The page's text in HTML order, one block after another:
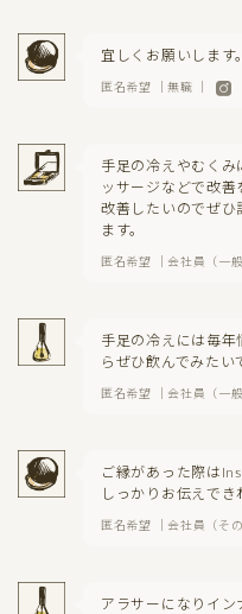
宜しくお願いします。
匿名希望 ｜無職 ｜
手足の冷えやむく
ッサージなどで改善
改善したいのでぜひ
ます。
匿名希望 ｜会社員（一
手足の冷えには毎
らぜひ飲んでみたい
匿名希望 ｜会社員（一
ご縁があった際は
しっかりお伝えでき
匿名希望 ｜会社員（そ
アラサーになりイ